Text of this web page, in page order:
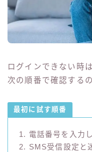
ログインできない時
次の順番で確認する
最初に試す順番
1. 電話番号を入力
2. SMS受信設定と